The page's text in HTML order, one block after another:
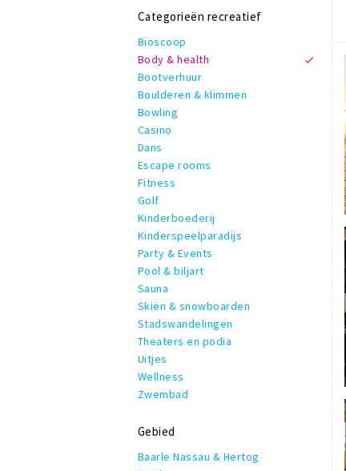
Categorieën recreatief
Bioscoop
Body & health
Bootverhuur
Boulderen & klimmen
Bowling
Casino
Dans
Escape rooms
Fitness
Golf
Kinderboederij
Kinderspeelparadijs
Party & Events
Pool & biljart
Sauna
Skiën & snowboarden
Stadswandelingen
Theaters en podia
Uitjes
Wellness
Zwembad
Gebied
Baarle Nassau & Hertog